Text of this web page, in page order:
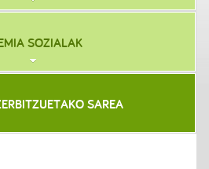
SOZIALAK
SAREA